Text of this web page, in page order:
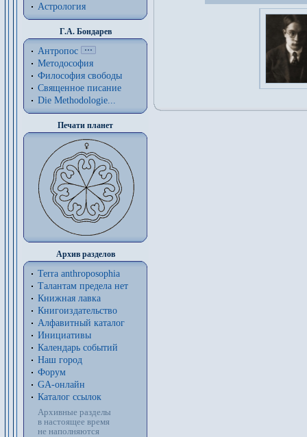
Астрология
Г.А. Бондарев
Антропос
Методософия
Философия cвободы
Священное писание
Die Methodologie...
Печати планет
Архив разделов
Terra anthroposophia
Талантам предела нет
Книжная лавка
Книгоиздательство
Алфавитный каталог
Инициативы
Календарь событий
Наш город
Форум
GA-онлайн
Каталог ссылок
Архивные разделы
в настоящее время
не наполняются